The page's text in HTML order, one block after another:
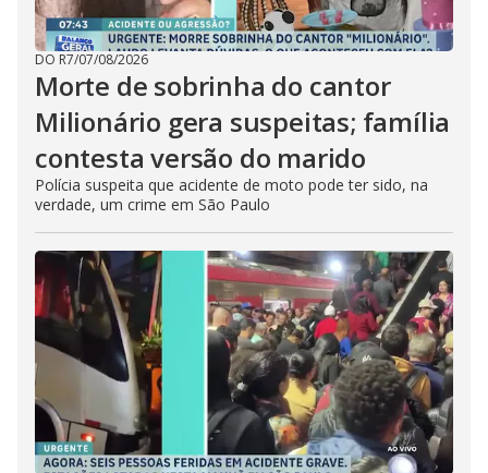
DO R7/07/08/2026
Morte de sobrinha do cantor
Milionário gera suspeitas; família
contesta versão do marido
Polícia suspeita que acidente de moto pode ter sido, na
verdade, um crime em São Paulo